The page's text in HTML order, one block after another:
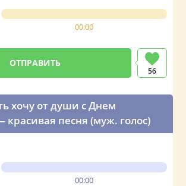
00:00
ОТПРАВИТЬ
56
хочу от души с Днем
песня (муж. голос)
00:00